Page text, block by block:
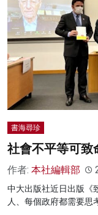
書海尋珍
社會不平等可致
作者: 本社編輯部
中大出版社近日出版《
人、每個政府都需要思